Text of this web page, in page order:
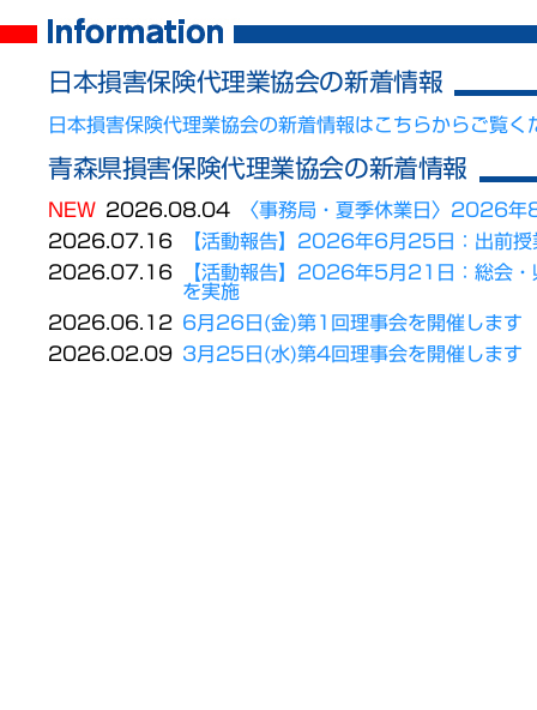
日本損害保険代理業協会の新着情報
日本損害保険代理業協会の新着情報はこちらからご覧く
青森県損害保険代理業協会の新着情報
NEW 2026.08.04
〈事務局・夏季休業日〉2026
2026.07.16
【活動報告】2026年6月25日：出前授
2026.07.16
【活動報告】2026年5月21日：総会・
を実施
2026.06.12
6月26日(金)第1回理事会を開催します
2026.02.09 3月25日(水)第4回理事会を開催します